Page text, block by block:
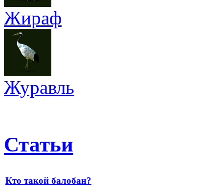
Жираф
Журавль
Статьи
Кто такой балобан?